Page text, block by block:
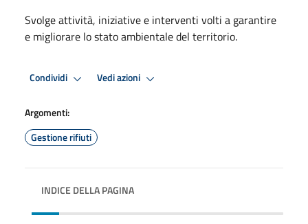
Svolge attività, iniziative e interventi volti a garantire
e migliorare lo stato ambientale del territorio.
Condividi Vedi azioni
Argomenti:
Gestione rifiuti
INDICE DELLA PAGINA